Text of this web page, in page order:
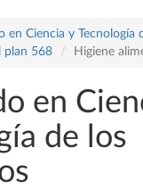
en Ciencia y Tecnología
plan 568
Higiene
en
de los